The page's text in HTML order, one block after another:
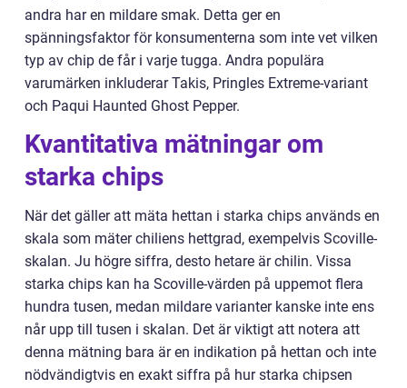
andra har en mildare smak. Detta ger en
spänningsfaktor för konsumenterna som inte vet vilken
typ av chip de får i varje tugga. Andra populära
varumärken inkluderar Takis, Pringles Extreme-variant
och Paqui Haunted Ghost Pepper.
Kvantitativa mätningar om
starka chips
När det gäller att mäta hettan i starka chips används en
skala som mäter chiliens hettgrad, exempelvis Scoville-
skalan. Ju högre siffra, desto hetare är chilin. Vissa
starka chips kan ha Scoville-värden på uppemot flera
hundra tusen, medan mildare varianter kanske inte ens
når upp till tusen i skalan. Det är viktigt att notera att
denna mätning bara är en indikation på hettan och inte
nödvändigtvis en exakt siffra på hur starka chipsen